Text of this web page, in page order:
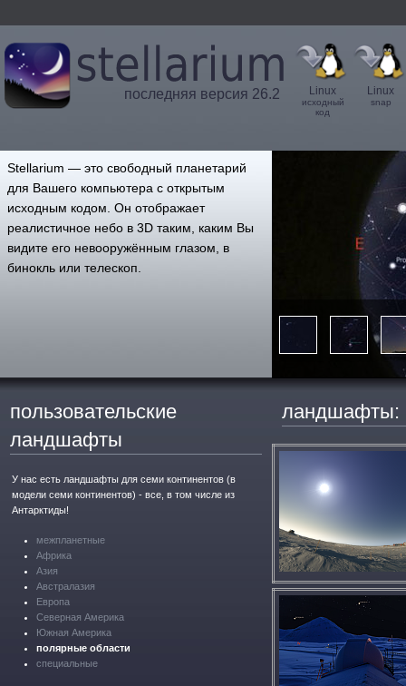
последняя версия 26.2 Linux
исходный
код
Linux
snap
Stellarium — это свободный планетарий
для Вашего компьютера с открытым
исходным кодом. Он отображает
реалистичное небо в 3D таким, каким Вы
видите его невооружённым глазом, в
бинокль или телескоп.
пользовательские
ландшафты
У нас есть ландшафты для семи континентов (в
модели семи континентов) - все, в том числе из
Антарктиды!
межпланетные
Африка
Азия
Австралазия
Европа
Северная Америка
Южная Америка
полярные области
специальные
ландшафты: